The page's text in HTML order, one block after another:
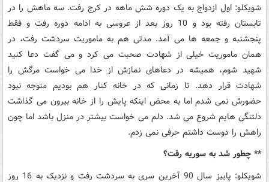
شویکلو: اول ازدواج به یک دوره شش ماهه در کرج رفت. سه ماهش را در
تابستان رفته بود و 10 روز بعد از عروسی به ادامه دوره رفت و فقط
پنجشنبه و جمعه ها می آمد. مدتی هم به ماموریت سردشت رفت، در
همان ماموریت خیلی از شهادت صحبت می کرد و می گفت دعا کنید
شهید شوم، همیشه در دعاهای نمازش از خدا می خواست مرگش را
شهادت قرار دهد. تا زمانی که در خانه کنار هم بودیم متوجه نبود
حضورش نمی شدم اما به محض اینکه پایش را از خانه بیرون می گذاشت
دلتنگی هایم شروع می شد. دلم می خواست بیشتر در منزل باشد اما چون
راهش را دوست داشتم حرفی نمی زدم.
** چطور شد به سوریه رفت؟
شویکلو: پاییز سال 90 آخرین سری به سردشت رفت و نزدیک به 16 روز